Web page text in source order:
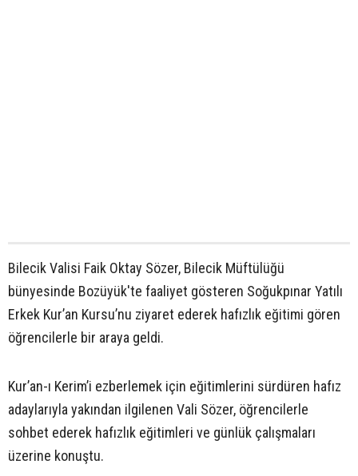
Bilecik Valisi Faik Oktay Sözer, Bilecik Müftülüğü
bünyesinde Bozüyük'te faaliyet gösteren Soğukpınar Yatılı
Erkek Kur’an Kursu’nu ziyaret ederek hafızlık eğitimi gören
öğrencilerle bir araya geldi.
Kur’an-ı Kerim’i ezberlemek için eğitimlerini sürdüren hafız
adaylarıyla yakından ilgilenen Vali Sözer, öğrencilerle
sohbet ederek hafızlık eğitimleri ve günlük çalışmaları
üzerine konuştu.